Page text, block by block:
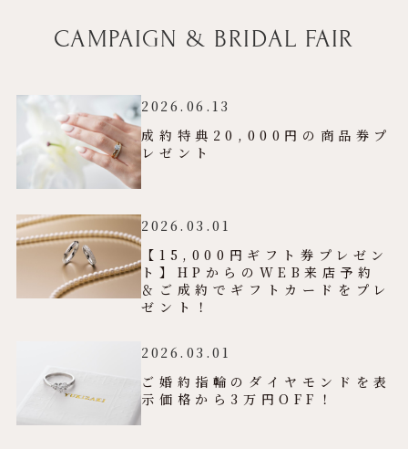
CAMPAIGN & BRIDAL FAIR
2026.06.13
成約特典20,000円の商品券プ
レゼント
2026.03.01
【15,000円ギフト券プレゼン
ト】HPからのWEB来店予約
＆ご成約でギフトカードをプレ
ゼント！
2026.03.01
ご婚約指輪のダイヤモンドを表
示価格から3万円OFF！